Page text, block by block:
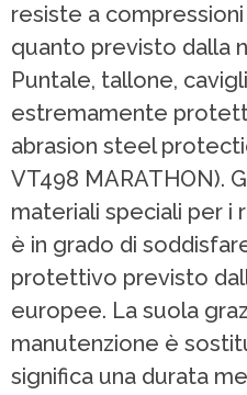
resiste a
quanto previsto dalla
Puntale, tallone,
estremamente
abrasion steel
VT498 MARATHON).
materiali speciali per i
è in grado di
protettivo previsto
europee. La suola
manutenzione è
significa una durata